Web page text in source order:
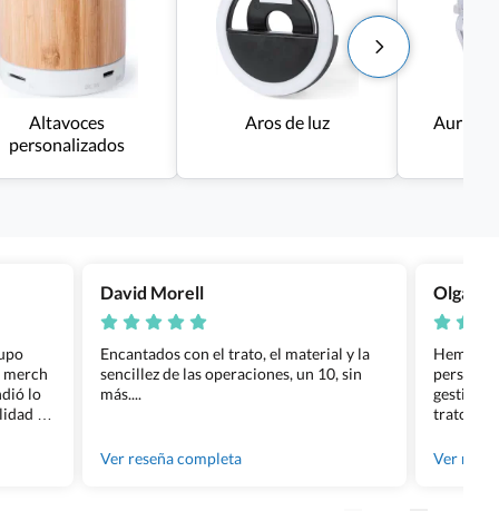
Altavoces
personalizados
Aros de luz
lo
de
David Morell
Encantados con el trato, el material y la
sencillez de las operaciones, un 10, sin
más....
Ver reseña completa
Olga
Hemos
gestión
trato
gente
Ver